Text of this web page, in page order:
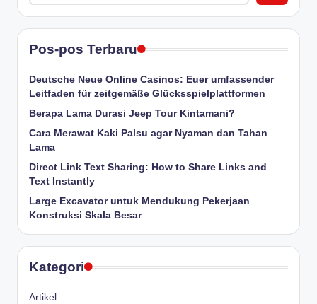
Pos-pos Terbaru
Deutsche Neue Online Casinos: Euer umfassender
Leitfaden für zeitgemäße Glücksspielplattformen
Berapa Lama Durasi Jeep Tour Kintamani?
Cara Merawat Kaki Palsu agar Nyaman dan Tahan
Lama
Direct Link Text Sharing: How to Share Links and
Text Instantly
Large Excavator untuk Mendukung Pekerjaan
Konstruksi Skala Besar
Kategori
Artikel